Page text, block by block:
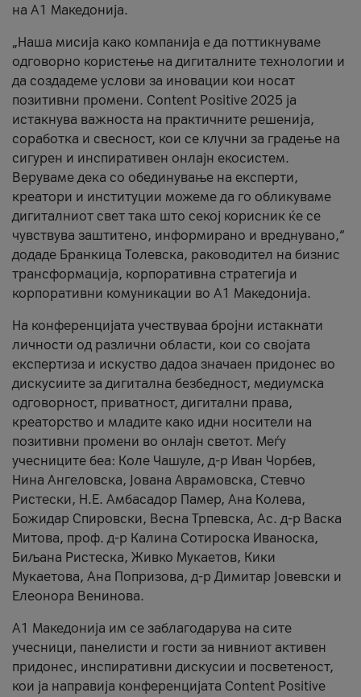
на А1 Македонија.
„Наша мисија како компанија е да поттикнуваме
одговорно користење на дигиталните технологии и
да создадеме услови за иновации кои носат
позитивни промени. Content Positive 2025 ја
истакнува важноста на практичните решенија,
соработка и свесност, кои се клучни за градење на
сигурен и инспиративен онлајн екосистем.
Веруваме дека со обединување на експерти,
креатори и институции можеме да го обликуваме
дигиталниот свет така што секој корисник ќе се
чувствува заштитено, информирано и вреднувано,“
додаде Бранкица Толевска, раководител на бизнис
трансформација, корпоративна стратегија и
корпоративни комуникации во А1 Македонија.
На конференцијата учествуваа бројни истакнати
личности од различни области, кои со својата
експертиза и искуство дадоа значаен придонес во
дискусиите за дигитална безбедност, медиумска
одговорност, приватност, дигитални права,
креаторство и младите како идни носители на
позитивни промени во онлајн светот. Меѓу
учесниците беа: Коле Чашуле, д-р Иван Чорбев,
Нина Ангеловска, Јована Аврамовска, Стевчо
Ристески, Н.Е. Амбасадор Памер, Ана Колева,
Божидар Спировски, Весна Трпевска, Ас. д-р Васка
Митова, проф. д-р Калина Сотироска Иваноска,
Биљана Ристеска, Живко Мукаетов, Кики
Мукаетова, Ана Попризова, д-р Димитар Јовевски и
Елеонора Венинова.
А1 Македонија им се заблагодарува на сите
учесници, панелисти и гости за нивниот активен
придонес, инспиративни дискусии и посветеност,
кои ја направија конференцијата Content Positive